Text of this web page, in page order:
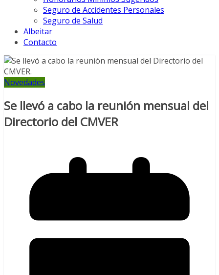
Seguro de Accidentes Personales
Seguro de Salud
Albeitar
Contacto
Novedades
Se llevó a cabo la reunión mensual del
Directorio del CMVER